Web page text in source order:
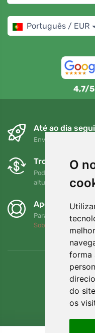
O
forma
do
os
Português / EUR
4,7/5
Até ao dia
Envio gratuito para
Trocas e
Pode devolver ou
altura no prazo de
Apoiamos a
Para cada
Sobre nós